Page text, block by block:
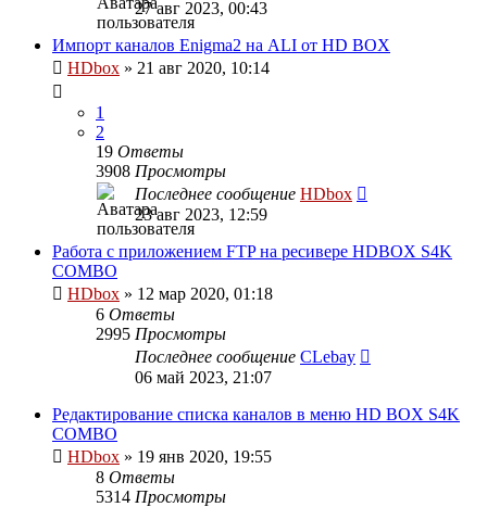
27 авг 2023, 00:43
Импорт каналов Enigma2 на ALI от HD BOX
HDbox » 21 авг 2020, 10:14
1
2
19 Ответы
3908 Просмотры
Последнее сообщение HDbox
23 авг 2023, 12:59
Работа с приложением FTP на ресивере HDBOX S4K
COMBO
HDbox » 12 мар 2020, 01:18
6 Ответы
2995 Просмотры
Последнее сообщение CLebay
06 май 2023, 21:07
Редактирование списка каналов в меню HD BOX S4K
COMBO
HDbox » 19 янв 2020, 19:55
8 Ответы
5314 Просмотры